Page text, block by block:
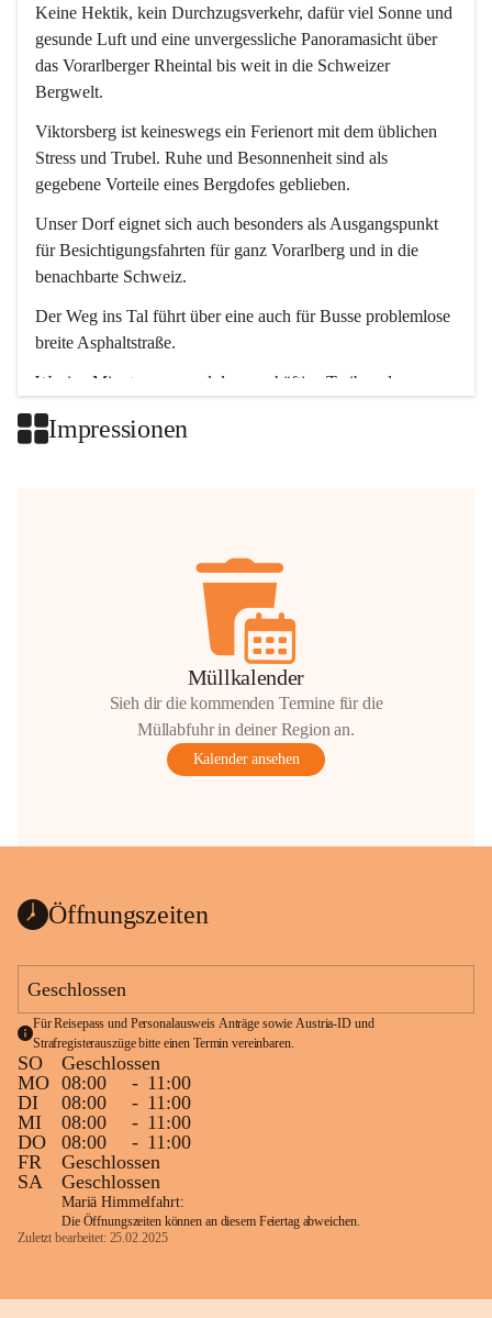
Keine Hektik, kein Durchzugsverkehr, dafür viel Sonne und
gesunde Luft und eine unvergessliche Panoramasicht über
das Vorarlberger Rheintal bis weit in die Schweizer
Bergwelt.
Viktorsberg ist keineswegs ein Ferienort mit dem üblichen
Stress und Trubel. Ruhe und Besonnenheit sind als
gegebene Vorteile eines Bergdofes geblieben.
Unser Dorf eignet sich auch besonders als Ausgangspunkt
für Besichtigungsfahrten für ganz Vorarlberg und in die
benachbarte Schweiz.
Der Weg ins Tal führt über eine auch für Busse problemlose
breite Asphaltstraße.
Wenige Minuten nur, und das geschäftige Treiben der
Impressionen
Müllkalender
Sieh dir die kommenden Termine für die
Müllabfuhr in deiner Region an.
Kalender ansehen
Öffnungszeiten
Geschlossen
Für Reisepass und Personalausweis Anträge sowie Austria-ID und
Strafregisterauszüge bitte einen Termin vereinbaren.
SO
Geschlossen
MO 08:00 - 11:00
DI
08:00 - 11:00
MI
08:00 - 11:00
DO
08:00 - 11:00
FR
Geschlossen
SA
Geschlossen
Mariä Himmelfahrt:
Die Öffnungszeiten können an diesem Feiertag abweichen.
Zuletzt bearbeitet: 25.02.2025